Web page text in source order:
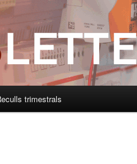
trimestrals